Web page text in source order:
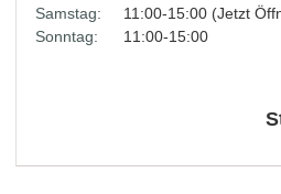
Samstag:
11:00-15:00 (Jetzt
Sonntag:
11:00-15:00